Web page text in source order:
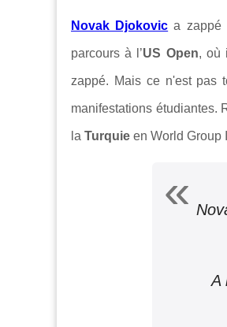
Novak Djokovic a zappé
parcours à l’US Open, où
zappé. Mais ce n'est pas
manifestations étudiantes.
la Turquie en World Group
A